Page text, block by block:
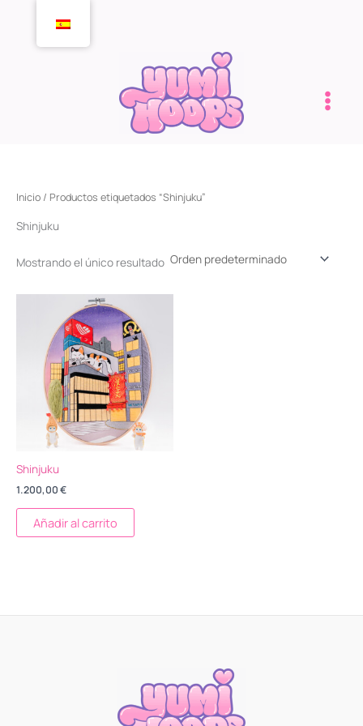
contenido
Inicio / Productos etiquetados “Shinjuku”
Shinjuku
Mostrando el único resultado
Shinjuku
1.200,00€
Añadir al carrito